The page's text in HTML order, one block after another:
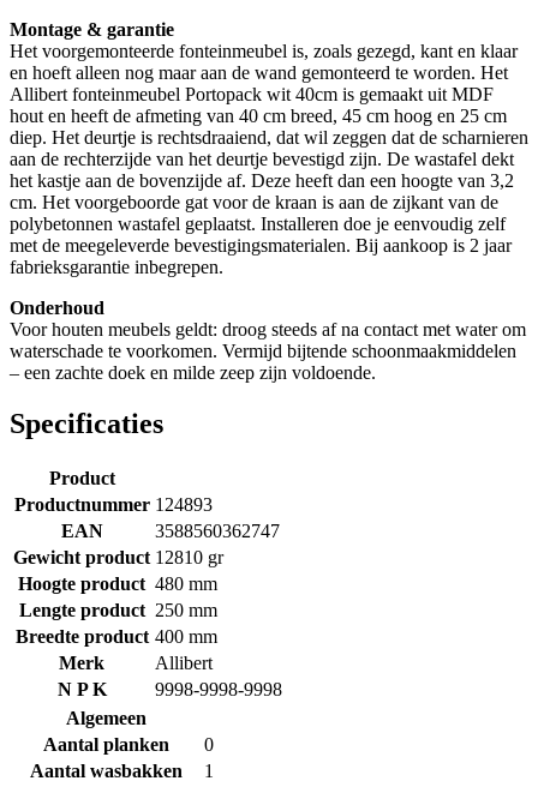
Montage & garantie
Het voorgemonteerde fonteinmeubel is, zoals gezegd, kant en klaar
en hoeft alleen nog maar aan de wand gemonteerd te worden. Het
Allibert fonteinmeubel Portopack wit 40cm is gemaakt uit MDF
hout en heeft de afmeting van 40 cm breed, 45 cm hoog en 25 cm
diep. Het deurtje is rechtsdraaiend, dat wil zeggen dat de scharnieren
aan de rechterzijde van het deurtje bevestigd zijn. De wastafel dekt
het kastje aan de bovenzijde af. Deze heeft dan een hoogte van 3,2
cm. Het voorgeboorde gat voor de kraan is aan de zijkant van de
polybetonnen wastafel geplaatst. Installeren doe je eenvoudig zelf
met de meegeleverde bevestigingsmaterialen. Bij aankoop is 2 jaar
fabrieksgarantie inbegrepen.
Onderhoud
Voor houten meubels geldt: droog steeds af na contact met water om
waterschade te voorkomen. Vermijd bijtende schoonmaakmiddelen
– een zachte doek en milde zeep zijn voldoende.
Specificaties
Product
Productnummer 124893
EAN
3588560362747
Gewicht product 12810 gr
Hoogte product 480 mm
Lengte product 250 mm
Breedte product 400 mm
Merk
Allibert
N P K
9998-9998-9998
Algemeen
Aantal planken
0
Aantal wasbakken
1